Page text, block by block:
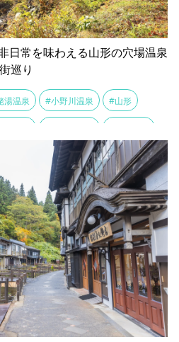
日常を味わえる山形の穴場温泉
巡り
湯温泉 #小野川温泉 #山形
#秘湯 #穴場温泉